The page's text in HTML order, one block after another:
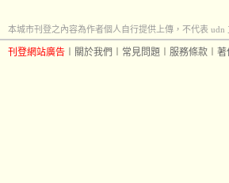
本城市刊登之內容為作者個人自行提供上傳，不代表 udn
刊登網站廣告 關於我們 常見問題 服務條款 著